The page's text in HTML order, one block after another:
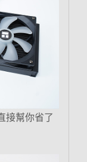
接幫你省了